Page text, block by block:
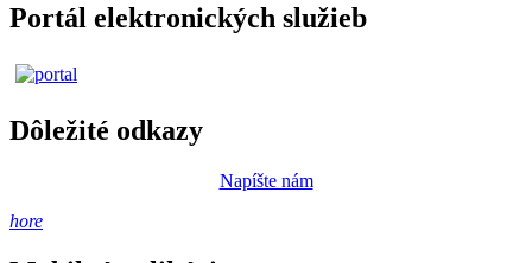
Portál elektronických služieb
Dôležité odkazy
Napíšte nám
hore